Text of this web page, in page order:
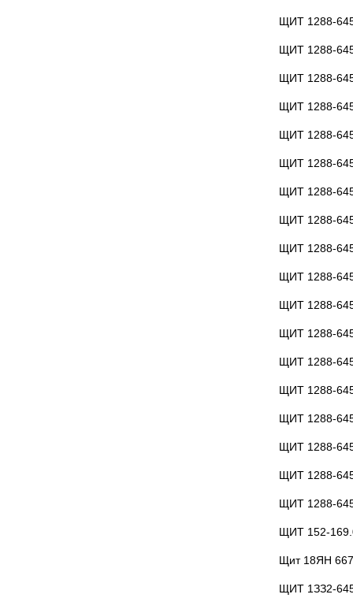
ЩИТ 1288-
ЩИТ 1288-
ЩИТ 1288-
ЩИТ 1288-
ЩИТ 1288-
ЩИТ 1288-
ЩИТ 1288-
ЩИТ 1288-
ЩИТ 1288-
ЩИТ 1288-
ЩИТ 1288-
ЩИТ 1288-
ЩИТ 1288-
ЩИТ 1288-
ЩИТ 1288-
ЩИТ 1288-
ЩИТ 1288-
ЩИТ 1288-
ЩИТ 152-
Щит 18ЯН
ЩИТ 1ЗЗ2-